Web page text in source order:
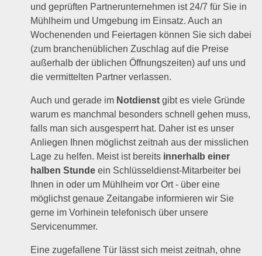
und geprüften Partnerunternehmen ist 24/7 für Sie in
Mühlheim und Umgebung im Einsatz. Auch an
Wochenenden und Feiertagen können Sie sich dabei
(zum branchenüblichen Zuschlag auf die Preise
außerhalb der üblichen Öffnungszeiten) auf uns und
die vermittelten Partner verlassen.
Auch und gerade im Notdienst gibt es viele Gründe
warum es manchmal besonders schnell gehen muss,
falls man sich ausgesperrt hat. Daher ist es unser
Anliegen Ihnen möglichst zeitnah aus der misslichen
Lage zu helfen. Meist ist bereits innerhalb einer
halben Stunde ein Schlüsseldienst-Mitarbeiter bei
Ihnen in oder um Mühlheim vor Ort - über eine
möglichst genaue Zeitangabe informieren wir Sie
gerne im Vorhinein telefonisch über unsere
Servicenummer.
Eine zugefallene Tür lässt sich meist zeitnah, ohne